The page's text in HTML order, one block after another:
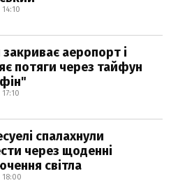
аеропорт і
потяги через тайфун
спалахнули
через щоденні
світла
18:00